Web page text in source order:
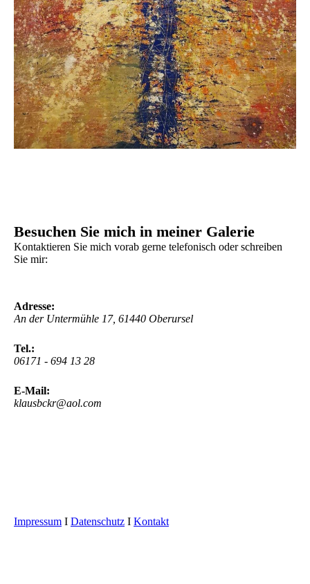
Besuchen Sie mich in meiner Galerie
Kontaktieren Sie mich vorab gerne telefonisch oder schreiben
Sie mir:
Adresse:
An der Untermühle 17, 61440 Oberursel
Tel.:
06171 - 694 13 28
E-Mail:
klausbckr@aol.com
Impressum I Datenschutz I Kontakt